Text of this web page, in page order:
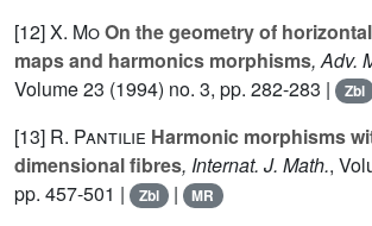
[12]X. MoOn the geometry of
maps and harmonics morphisms, Adv.
Volume 23 (1994) no. 3, pp. 282-283 | Zbl
[13] R. Pantilie Harmonic morphisms
dimensional fibres, Internat. J. Math.,
pp. 457-501 |
Zbl | MR